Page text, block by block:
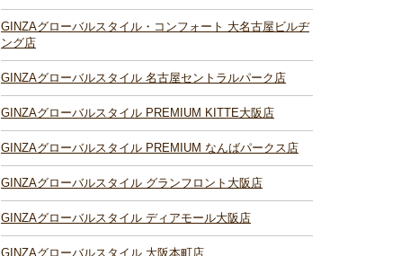
GINZAグローバルスタイル・コンフォート 大名古屋ビルヂ
ング店
GINZAグローバルスタイル 名古屋セントラルパーク店
GINZAグローバルスタイル PREMIUM KITTE大阪店
GINZAグローバルスタイル PREMIUM なんばパークス店
GINZAグローバルスタイル グランフロント大阪店
GINZAグローバルスタイル ディアモール大阪店
GINZAグローバルスタイル 大阪本町店